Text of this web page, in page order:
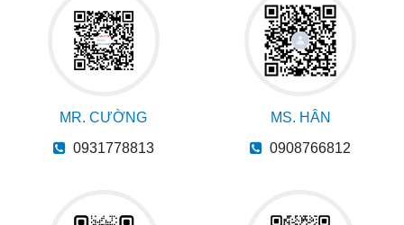
MR. CƯỜNG
0931778813
MS. HÂN
0908766812